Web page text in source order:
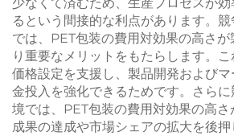
るという間接的な利点があります。
では、PET包装の費用対効果の高さが
り重要なメリットをもたらします。
価格設定を支援し、製品開発および
金投入を強化できるためです。さら
境では、PET包装の費用対効果の高
成果の達成や市場シェアの拡大を後押